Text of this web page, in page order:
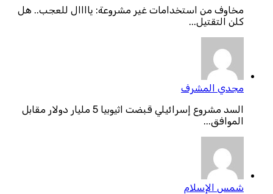
مخاوف من استخدامات غير مشروعة: ياااال للعجب.. هل
كلن التقتيل...
مجدي المشرف
السد مشروع إسرائيلي قبضت اثيوبيا 5 مليار دولار مقابل
الموافق...
شمس الإسلام